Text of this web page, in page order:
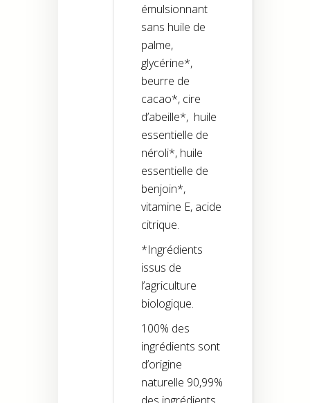
émulsionnant
sans huile de
palme,
glycérine*,
beurre de
cacao*, cire
d’abeille*, huile
essentielle de
néroli*, huile
essentielle de
benjoin*,
vitamine E, acide
citrique.
*Ingrédients
issus de
l’agriculture
biologique.
100% des
ingrédients sont
d’origine
naturelle 90,99%
des ingrédients